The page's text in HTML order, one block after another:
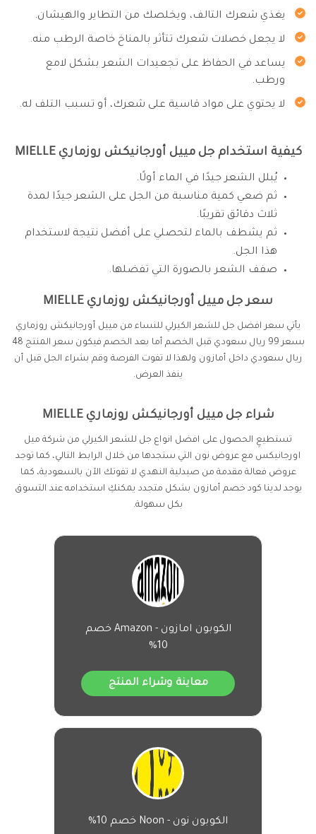
يغذي شعرك التالف، ويخلصك من التطاير والهيشان.
لا يجعل خصلات شعرك تتأثر بالمناخ خاصة الرطب منه.
يساعد في الحفاظ على تجعيدات الشعر بشكل لامع
ورطب.
لا يحتوي على مواد قاسية على شعرك، أو تسبب التلف له.
كيفية استخدام جل مييل أورجانيكش روزماري MIELLE
يُبلل الشعر جيدًا في الماء أولًا.
ثم ضعي كمية مناسبة من الجل على الشعر جيدًا لمدة
ثلاث دقائق تقريبًا.
ثم يشطف بالماء لتحصلي على أفضل نتيجة لاستخدام
هذا الجل.
صفف الشعر بالصورة التي تفضلها.
سعر جل مييل أورجانيكش روزماري MIELLE
يأتي سعر افضل جل للشعر الكيرلي للنساء من مييل أورجانيكش روزماري
بسعر 99 ريال سعودي قبل الخصم أما بعد الخصم فيكون سعر المنتج 48
ريال سعودي داخل أمازون ولهذا لا تفوت الفرصة وقم بشراء الجل قبل أن
ينفذ العرض.
شراء جل مييل أورجانيكش روزماري MIELLE
تستطيعِ الحصول على افضل انواع جل للشعر الكيرلي من شركة ميل
اورجانيكس مع عروض نون التي ستجدها من خلال الرابط التالي، كما توجد
عروض فعالة مقدمة من صيدلية النهدي لا تفوتك الآن بالسعودية، كما
يوجد لدينا كود خصم أمازون بشكل متجدد يمكنكِ استخدامه عند التسوق
بكل سهولة.
الكوبون امازون - Amazon خصم
10%
معاينة وشراء المنتج
الكوبون نون - Noon خصم 10%